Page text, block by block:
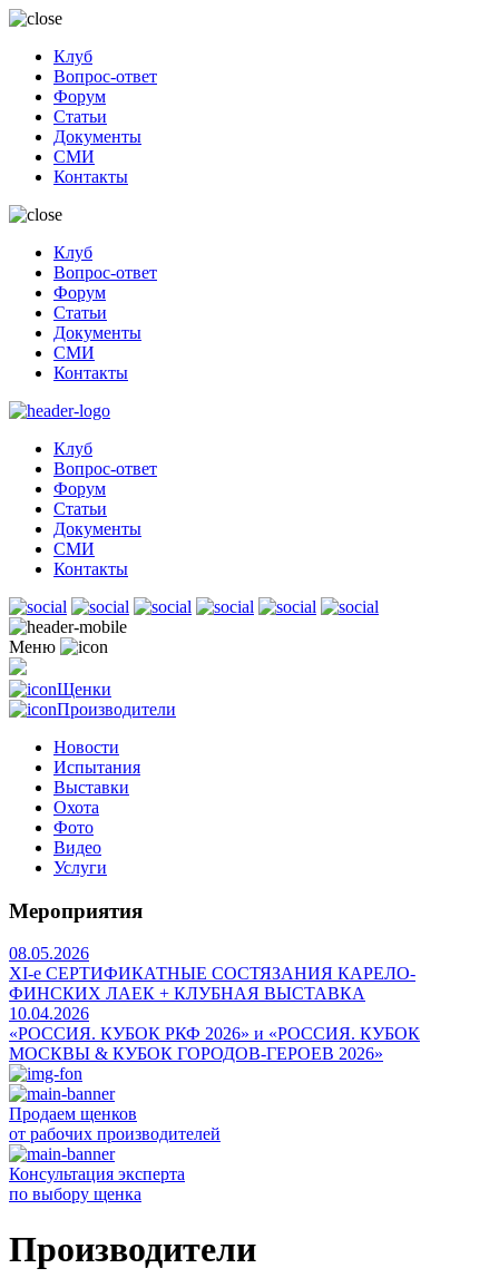
Клуб
Вопрос-ответ
Форум
Статьи
Документы
СМИ
Контакты
Клуб
Вопрос-ответ
Форум
Статьи
Документы
СМИ
Контакты
Клуб
Вопрос-ответ
Форум
Статьи
Документы
СМИ
Контакты
Меню
Щенки
Производители
Новости
Испытания
Выставки
Охота
Фото
Видео
Услуги
Мероприятия
08.05.2026
ХI-е СЕРТИФИКАТНЫЕ СОСТЯЗАНИЯ КАРЕЛО-
ФИНСКИХ ЛАЕК + КЛУБНАЯ ВЫСТАВКА
10.04.2026
«РОССИЯ. КУБОК РКФ 2026» и «РОССИЯ. КУБОК
МОСКВЫ & КУБОК ГОРОДОВ-ГЕРОЕВ 2026»
Продаем щенков
от рабочих производителей
Консультация эксперта
по выбору щенка
Производители